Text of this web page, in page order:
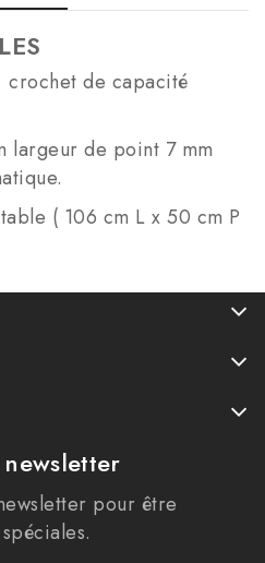
crochet de capacité
largeur de point 7 mm
( 106 cm L x 50 cm P
pour être